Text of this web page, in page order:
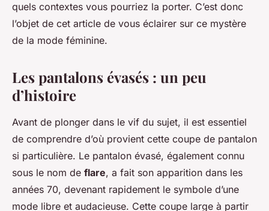
quels contextes vous pourriez la porter. C’est donc
l’objet de cet article de vous éclairer sur ce mystère
de la mode féminine.
Les pantalons évasés : un peu
d’histoire
Avant de plonger dans le vif du sujet, il est essentiel
de comprendre d’où provient cette coupe de pantalon
si particulière. Le pantalon évasé, également connu
sous le nom de flare, a fait son apparition dans les
années 70, devenant rapidement le symbole d’une
mode libre et audacieuse. Cette coupe large à partir